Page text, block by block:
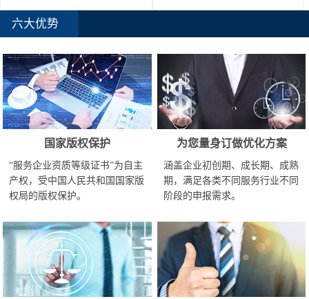
六大优势
国家版权保护
“服务企业资质等级证书”为自主
产权，受中国人民共和国国家版
权局的版权保护。
为您量身订做优化方案
涵盖企业初创期、成长期、成熟
期，满足各类不同服务行业不同
阶段的申报需求。